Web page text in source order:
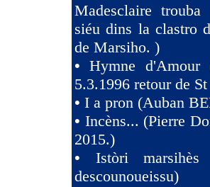
Madesclaire
siéu dins la clastro
de Marsiho. )
•Hymne d'Amour
5.3.1996 retour de
• I a pron (Auban
• Incèns... (Pierre
2015.)
• Istòri
descounoueissu)